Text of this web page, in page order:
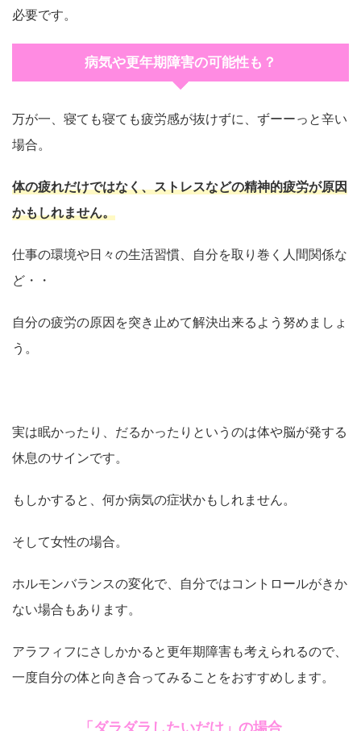
必要です。
病気や更年期障害の可能性も？
万が一、寝ても寝ても疲労感が抜けずに、ずーーっと辛い
場合。
体の疲れだけではなく、ストレスなどの精神的疲労が原因
かもしれません。
仕事の環境や日々の生活習慣、自分を取り巻く人間関係な
ど・・
自分の疲労の原因を突き止めて解決出来るよう努めましょ
う。
実は眠かったり、だるかったりというのは体や脳が発する
休息のサインです。
もしかすると、何か病気の症状かもしれません。
そして女性の場合。
ホルモンバランスの変化で、自分ではコントロールがきか
ない場合もあります。
アラフィフにさしかかると更年期障害も考えられるので、
一度自分の体と向き合ってみることをおすすめします。
「ダラダラしたいだけ」の場合